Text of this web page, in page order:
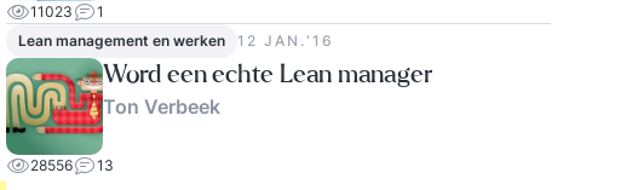
11023
1
Lean management en werken
12 JAN.‘16
Word een echte Lean manager
Ton Verbeek
28556 13